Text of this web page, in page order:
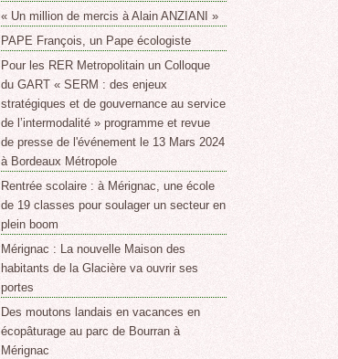
« Un million de mercis à Alain ANZIANI »
PAPE François, un Pape écologiste
Pour les RER Metropolitain un Colloque
du GART « SERM : des enjeux
stratégiques et de gouvernance au service
de l’intermodalité » programme et revue
de presse de l'événement le 13 Mars 2024
à Bordeaux Métropole
Rentrée scolaire : à Mérignac, une école
de 19 classes pour soulager un secteur en
plein boom
Mérignac : La nouvelle Maison des
habitants de la Glacière va ouvrir ses
portes
Des moutons landais en vacances en
écopâturage au parc de Bourran à
Mérignac